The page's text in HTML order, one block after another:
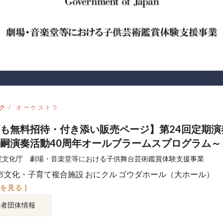
オーケストラ
無料招待・付き添い販売ページ】第24回定期
演奏活動40周年オールブラームスプログラム～
文化庁 劇場・音楽堂等における子供舞台芸術鑑賞体験支援事業
文化・子育て複合施設 おにクル ゴウダホール（大ホール）
見る ]
団体情報